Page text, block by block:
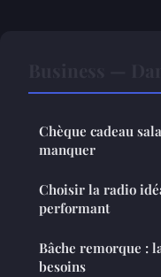
Chèque cadeau
manquer
Choisir la radio
performant
Bâche remorque :
besoins